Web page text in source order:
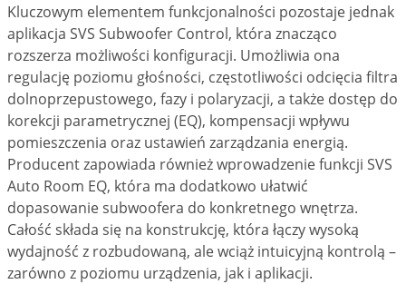
Kluczowym elementem funkcjonalności pozostaje jednak
aplikacja SVS Subwoofer Control, która znacząco
rozszerza możliwości konfiguracji. Umożliwia ona
regulację poziomu głośności, częstotliwości odcięcia filtra
dolnoprzepustowego, fazy i polaryzacji, a także dostęp do
korekcji parametrycznej (EQ), kompensacji wpływu
pomieszczenia oraz ustawień zarządzania energią.
Producent zapowiada również wprowadzenie funkcji SVS
Auto Room EQ, która ma dodatkowo ułatwić
dopasowanie subwoofera do konkretnego wnętrza.
Całość składa się na konstrukcję, która łączy wysoką
wydajność z rozbudowaną, ale wciąż intuicyjną kontrolą –
zarówno z poziomu urządzenia, jak i aplikacji.